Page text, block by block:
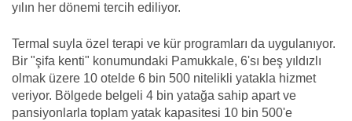
yılın her dönemi tercih ediliyor.
Termal suyla özel terapi ve kür programları da uygulanıyor.
Bir "şifa kenti" konumundaki Pamukkale, 6'sı beş yıldızlı
olmak üzere 10 otelde 6 bin 500 nitelikli yatakla hizmet
veriyor. Bölgede belgeli 4 bin yatağa sahip apart ve
pansiyonlarla toplam yatak kapasitesi 10 bin 500'e